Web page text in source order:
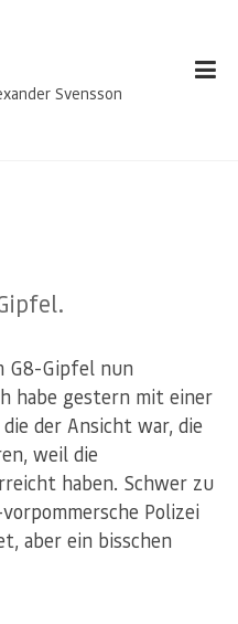
Svensson
G8-Gipfel nun
habe gestern mit einer
der Ansicht war, die
weil die
haben. Schwer zu
Polizei
aber ein bisschen